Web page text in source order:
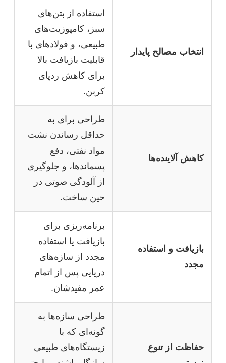
انتخاب مصالح پایدار
استفاده از بتن‌های
سبز، کامپوزیت‌های
طبیعی، و فولادهای با
قابلیت بازیافت بالا
برای کاهش ردپای
کربن.
کاهش آلاینده‌ها
طراحی برای به
حداقل رساندن نشت
مواد نفتی، دفع
پسماندها، و جلوگیری
از آلودگی صوتی در
حین ساخت.
بازیافت و استفاده
مجدد
برنامه‌ریزی برای
بازیافت یا استفاده
مجدد از سازه‌های
دریایی پس از اتمام
عمر مفیدشان.
حفاظت از تنوع
طراحی سازه‌ها به
گونه‌ای که با
زیستگاه‌های طبیعی